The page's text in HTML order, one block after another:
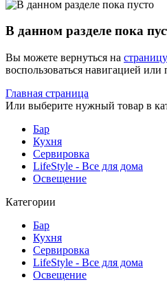
В данном разделе пока
Вы можете вернуться на
воспользоваться навигацией или
Главная страница
Или выберите нужный товар в
Бар
Кухня
Сервировка
LifeStyle - Все для дома
Освещение
Категории
Бар
Кухня
Сервировка
LifeStyle - Все для дома
Освещение